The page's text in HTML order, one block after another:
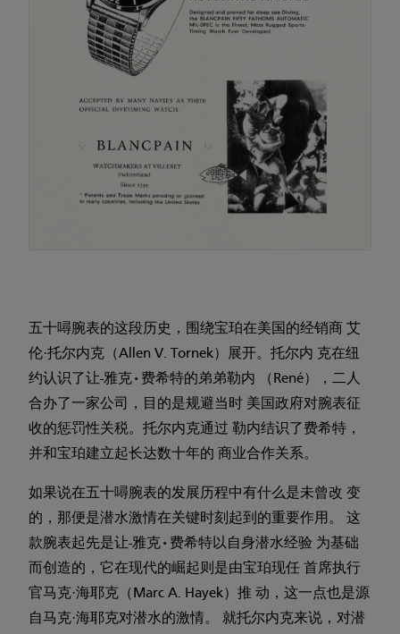
五十噚腕表的这段历史，围绕宝珀在美国的经销商 艾
伦·托尔内克（Allen V. Tornek）展开。托尔内 克在纽
约认识了让-雅克•费希特的弟弟勒内 （René），二人
合办了一家公司，目的是规避当时 美国政府对腕表征
收的惩罚性关税。托尔内克通过 勒内结识了费希特，
并和宝珀建立起长达数十年的 商业合作关系。
如果说在五十噚腕表的发展历程中有什么是未曾改 变
的，那便是潜水激情在关键时刻起到的重要作用。 这
款腕表起先是让-雅克•费希特以自身潜水经验 为基础
而创造的，它在现代的崛起则是由宝珀现任 首席执行
官马克·海耶克（Marc A. Hayek）推 动，这一点也是源
自马克·海耶克对潜水的激情。 就托尔内克来说，对潜